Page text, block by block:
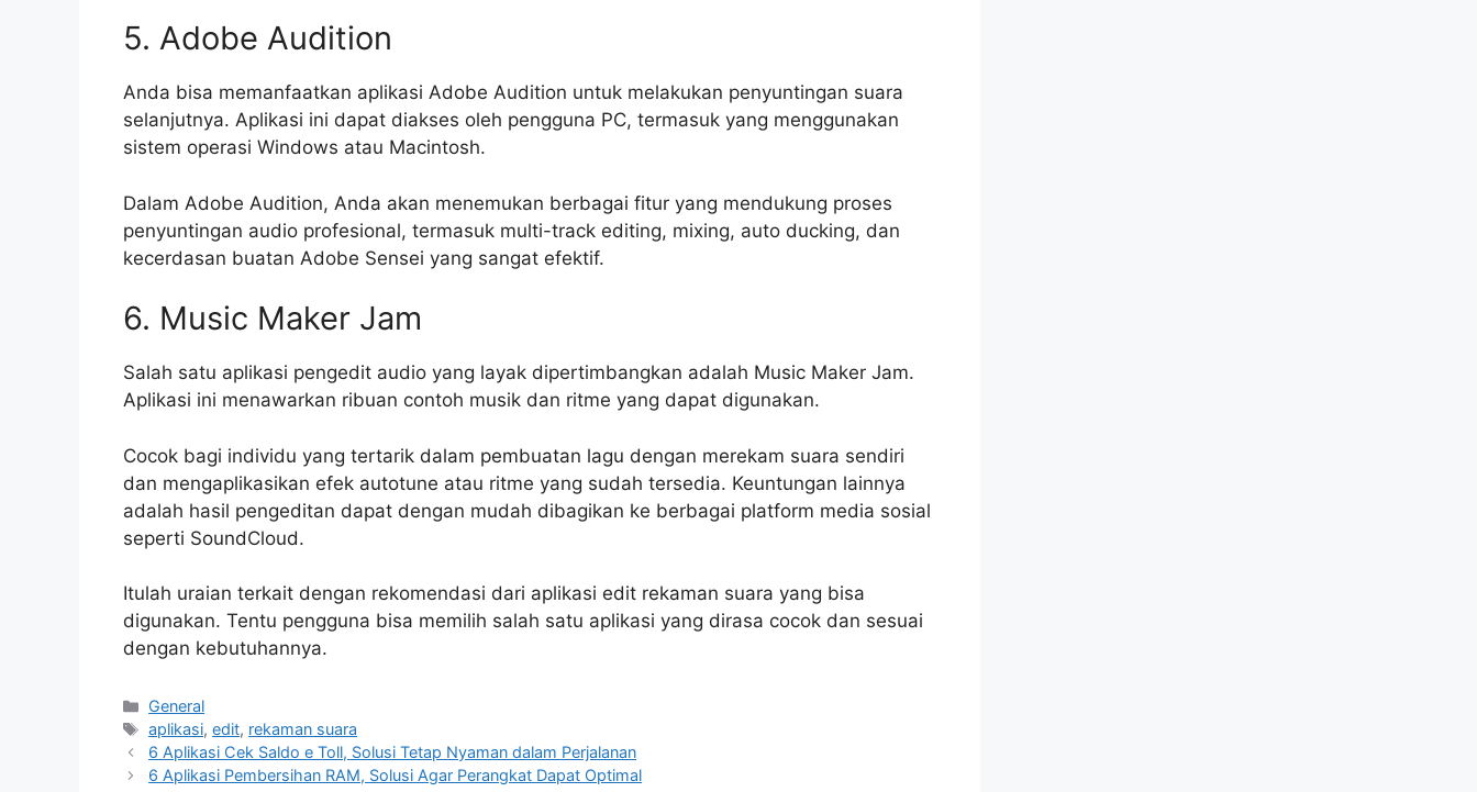
5. Adobe Audition
Anda bisa memanfaatkan aplikasi Adobe Audition untuk melakukan penyuntingan suara
selanjutnya. Aplikasi ini dapat diakses oleh pengguna PC, termasuk yang menggunakan
sistem operasi Windows atau Macintosh.
Dalam Adobe Audition, Anda akan menemukan berbagai fitur yang mendukung proses
penyuntingan audio profesional, termasuk multi-track editing, mixing, auto ducking, dan
kecerdasan buatan Adobe Sensei yang sangat efektif.
6. Music Maker Jam
Salah satu aplikasi pengedit audio yang layak dipertimbangkan adalah Music Maker Jam.
Aplikasi ini menawarkan ribuan contoh musik dan ritme yang dapat digunakan.
Cocok bagi individu yang tertarik dalam pembuatan lagu dengan merekam suara sendiri
dan mengaplikasikan efek autotune atau ritme yang sudah tersedia. Keuntungan lainnya
adalah hasil pengeditan dapat dengan mudah dibagikan ke berbagai platform media sosial
seperti SoundCloud.
Itulah uraian terkait dengan rekomendasi dari aplikasi edit rekaman suara yang bisa
digunakan. Tentu pengguna bisa memilih salah satu aplikasi yang dirasa cocok dan sesuai
dengan kebutuhannya.
Categories
General
Tags
aplikasi,edit, rekaman suara
6 Aplikasi Cek Saldo e Toll, Solusi Tetap Nyaman dalam Perjalanan
6 Aplikasi Pembersihan RAM, Solusi Agar Perangkat Dapat Optimal